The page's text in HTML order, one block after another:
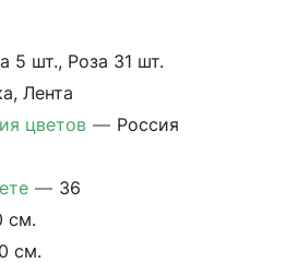
5 шт., Роза 31 шт.
Лента
цветов — Россия
— 36
см.
см.